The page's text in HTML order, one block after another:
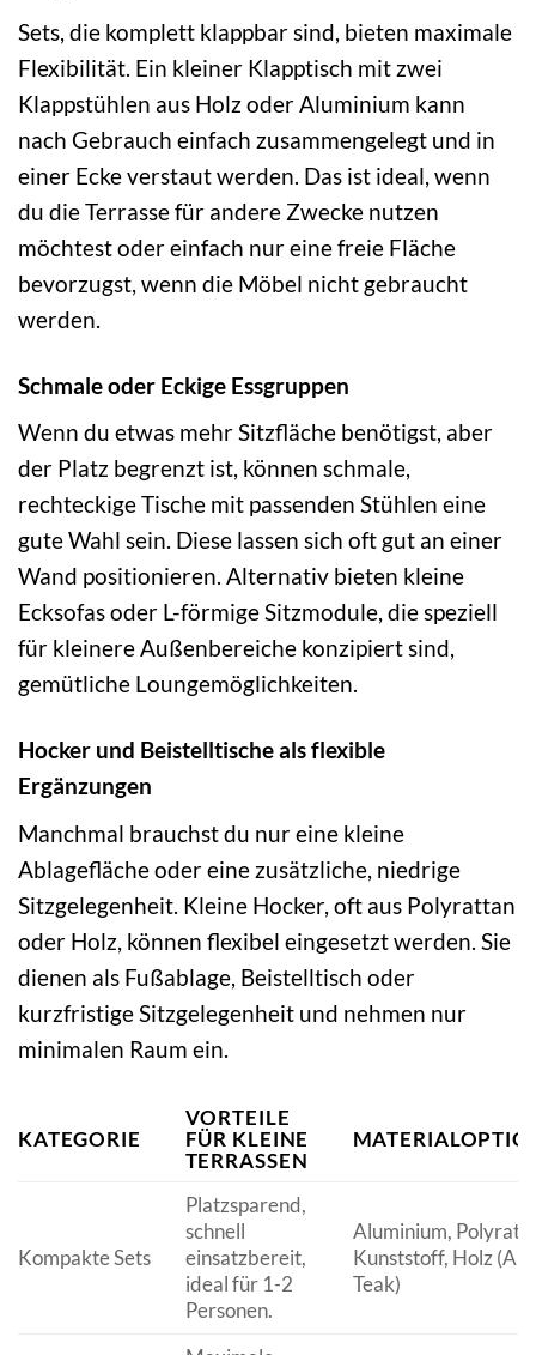
Sets, die komplett klappbar sind, bieten maximale
Flexibilität. Ein kleiner Klapptisch mit zwei
Klappstühlen aus Holz oder Aluminium kann
nach Gebrauch einfach zusammengelegt und in
einer Ecke verstaut werden. Das ist ideal, wenn
du die Terrasse für andere Zwecke nutzen
möchtest oder einfach nur eine freie Fläche
bevorzugst, wenn die Möbel nicht gebraucht
werden.
Schmale oder Eckige Essgruppen
Wenn du etwas mehr Sitzfläche benötigst, aber
der Platz begrenzt ist, können schmale,
rechteckige Tische mit passenden Stühlen eine
gute Wahl sein. Diese lassen sich oft gut an einer
Wand positionieren. Alternativ bieten kleine
Ecksofas oder L-förmige Sitzmodule, die speziell
für kleinere Außenbereiche konzipiert sind,
gemütliche Loungemöglichkeiten.
Hocker und Beistelltische als flexible
Ergänzungen
Manchmal brauchst du nur eine kleine
Ablagefläche oder eine zusätzliche, niedrige
Sitzgelegenheit. Kleine Hocker, oft aus Polyrattan
oder Holz, können flexibel eingesetzt werden. Sie
dienen als Fußablage, Beistelltisch oder
kurzfristige Sitzgelegenheit und nehmen nur
minimalen Raum ein.
KATEGORIE
VORTEILE
FÜR KLEINE
TERRASSEN
Kompakte Sets
Platzsparend,
schnell
einsatzbereit,
ideal für 1-2
Personen.
Aluminium,
Kunststoff, Holz
Teak)